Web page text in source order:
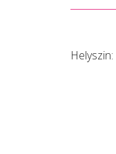
Helyszin: